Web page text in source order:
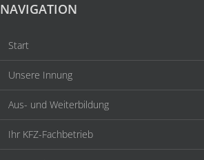
NAVIGATION
Start
Unsere Innung
Aus- und Weiterbildung
Ihr KFZ-Fachbetrieb